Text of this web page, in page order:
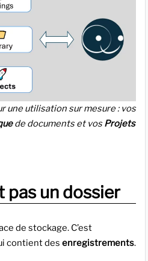
une utilisation sur mesure : vos
de documents et vosProjets
pas un dossier
de stockage. C’est
contient des enregistrements.